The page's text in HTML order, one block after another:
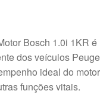
Bosch 1.0i 1KR
dos veículos
ideal do
funções vitais.